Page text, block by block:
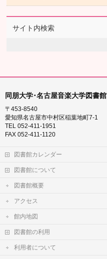
サイト内検索
同朋大学･名古屋音楽大学図書館
〒453-8540
愛知県名古屋市中村区稲葉地町7-1
TEL 052-411-1951
FAX 052-411-1120
図書館カレンダー
図書館について
図書館概要
アクセス
館内地図
図書館の利用
利用者について